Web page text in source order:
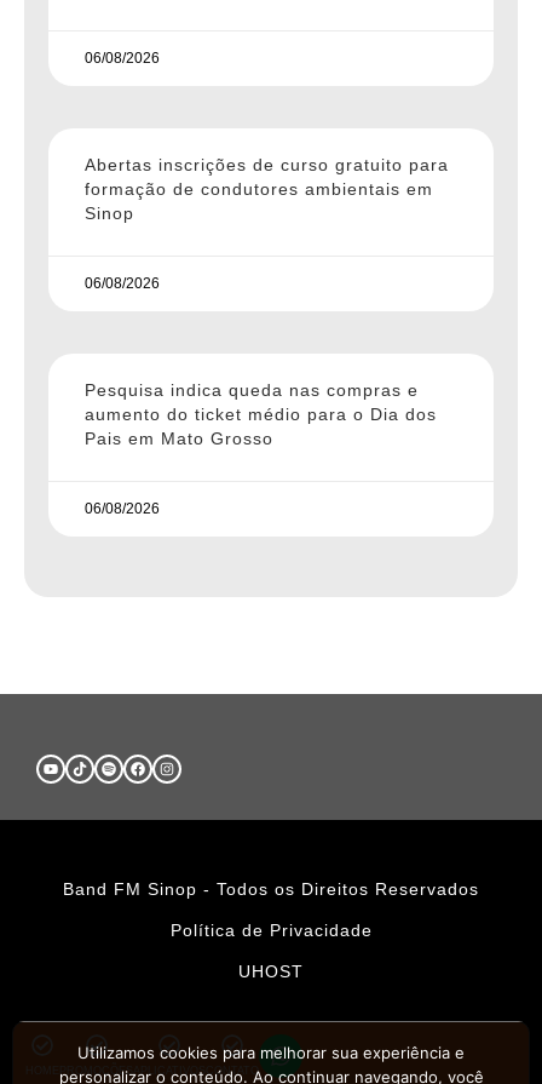
06/08/2026
Abertas inscrições de curso gratuito para
formação de condutores ambientais em
Sinop
06/08/2026
Pesquisa indica queda nas compras e
aumento do ticket médio para o Dia dos
Pais em Mato Grosso
06/08/2026
Band FM Sinop - Todos os Direitos Reservados
Política de Privacidade
UHOST
PROMOÇÕESAPLICATIVOS CONTATO
Utilizamos cookies para melhorar sua experiência e
personalizar o conteúdo. Ao continuar navegando, você